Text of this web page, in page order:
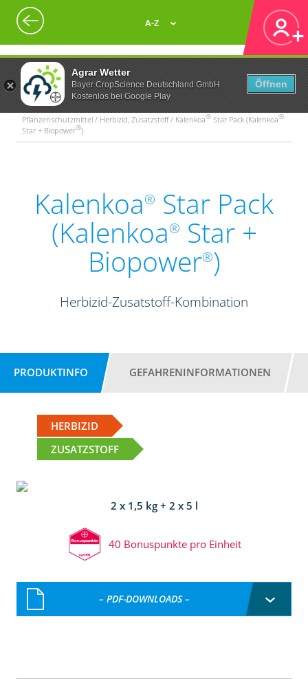
Agrar Wetter
Bayer CropScience Deutschland GmbH
Kostenlos bei Google Play
Öffnen
A-Z
Pflanzenschutzmittel / Herbizid, Zusatzstoff / Kalenkoa® Star Pack (Kalenkoa®
Star + Biopower®)
Kalenkoa® Star Pack
(Kalenkoa® Star +
Biopower®)
Herbizid-Zusatstoff-Kombination
PRODUKTINFO GEFAHRENINFORMATIONEN
HERBIZID
ZUSATZSTOFF
2 x 1,5 kg + 2 x 5 l
40 Bonuspunkte pro Einheit
– PDF-DOWNLOADS –